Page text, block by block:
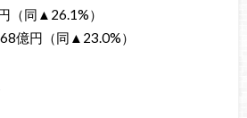
（同▲26.1%）
億円（同▲23.0%）